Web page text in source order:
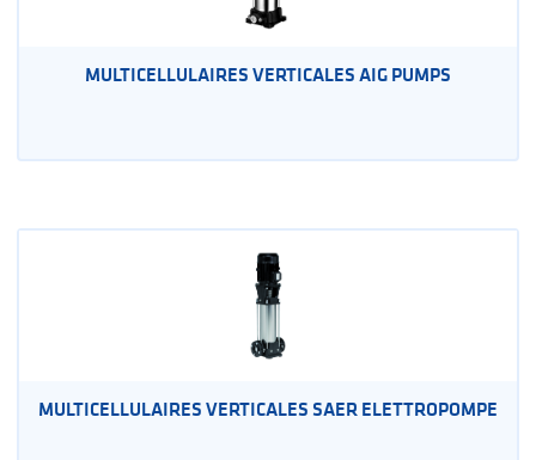
MULTICELLULAIRES VERTICALES AIG PUMPS
MULTICELLULAIRES VERTICALES SAER ELETTROPOMPE